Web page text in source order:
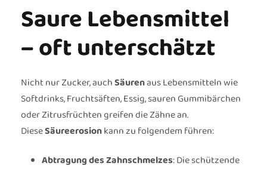
Saure Lebensmittel
– oft unterschätzt
Nicht nur Zucker, auchSäurenaus Lebensmitteln wie
Softdrinks, Fruchtsäften, Essig, sauren Gummibärchen
oder Zitrusfrüchten greifen die Zähne an.
DieseSäureerosionkann zu folgendem führen:
Abtragung des Zahnschmelzes: Die schützende